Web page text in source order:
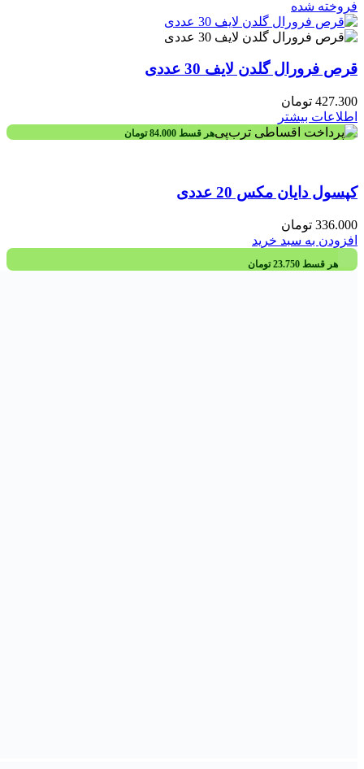
فروخته شده
قرص فرورال گلدن لایف 30 عددی
427.300 تومان
اطلاعات بیشتر
هر قسط 84.000 تومان
کپسول دایان مکس 20 عددی
336.000 تومان
افزودن به سبد خرید
هر قسط 23.750 تومان